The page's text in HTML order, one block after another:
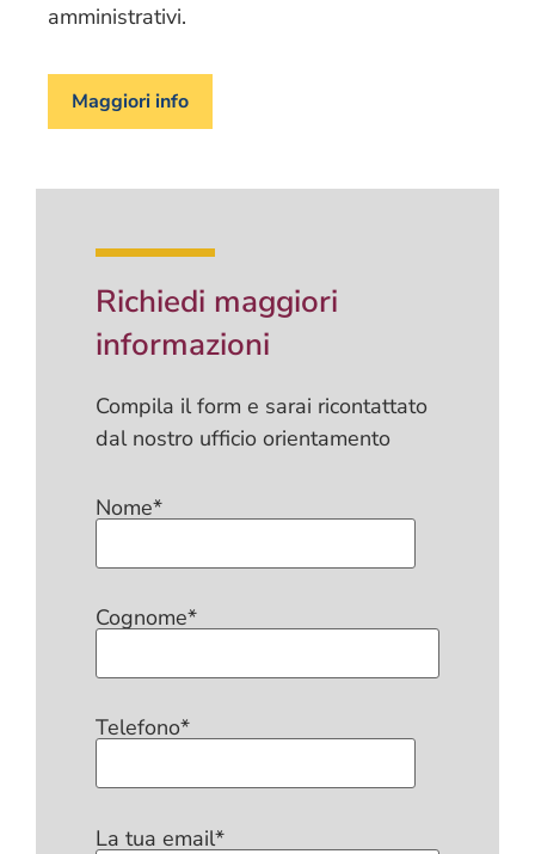
amministrativi.
Maggiori info
Richiedi maggiori
informazioni
Compila il form e sarai ricontattato
dal nostro ufficio orientamento
Nome*
Cognome*
Telefono*
La tua email*